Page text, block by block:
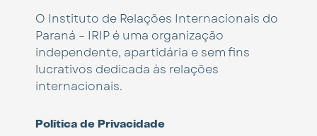
O Instituto de Relações Internacionais do
Paraná – IRIP é uma organização
independente, apartidária e sem fins
lucrativos dedicada às relações
internacionais.
Política de Privacidade